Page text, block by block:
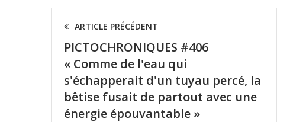
ARTICLE PRÉCÉDENT
PICTOCHRONIQUES #406
« Comme de l'eau qui
s'échapperait d'un tuyau percé, la
bêtise fusait de partout avec une
énergie épouvantable »